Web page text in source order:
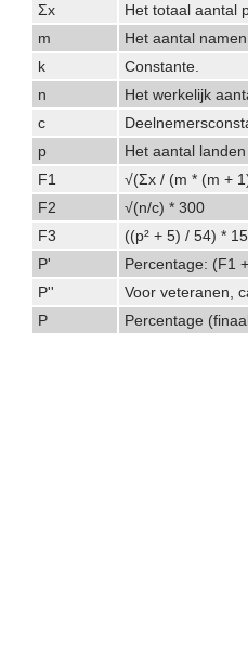
Σx
Het totaal aantal
m
Het aantal
k
Constante.
n
Het werkelijk
c
p
Het aantal
F1
√(Σx / (m * (m +
F2
√(n/c) * 300
F3
((p² + 5) / 54) *
P'
Percentage: (F1
P''
Voor veteranen,
P
Percentage